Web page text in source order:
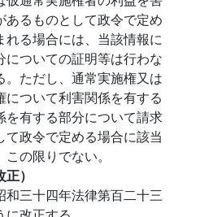
あるものとして政令で定め
れる場合には、当該情報に
についての証明等は行わな
。ただし、通常実施権又は
について利害関係を有する
を有する部分について請求
て政令で定める場合に該当
の限りでない。
）
和三十四年法律第百二十三